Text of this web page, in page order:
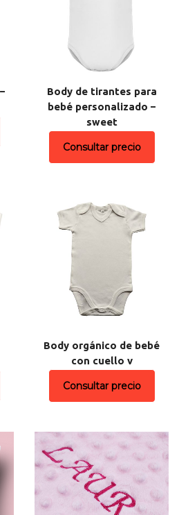
Body de tirantes para
bebé personalizado –
sweet
Consultar precio
Body orgánico de bebé
con cuello v
Consultar precio